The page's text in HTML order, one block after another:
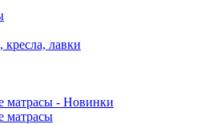
кресла, лавки
матрасы - Новинки
матрасы